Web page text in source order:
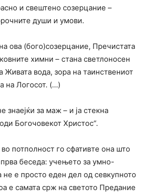
и свештено созерцание –
души и умови.
ова (бого)созерцание, Пречистата
химни – стана светлоносен
Живата вода, зора на таинствениот
на Логосот. (…)
знаејќи за маж – и ја стекна
Богочовекот Христос“.
потполност го сфативте она што
прва беседа: учењето за умно-
не е просто еден дел од севкупното
е самата срж на светото Предание